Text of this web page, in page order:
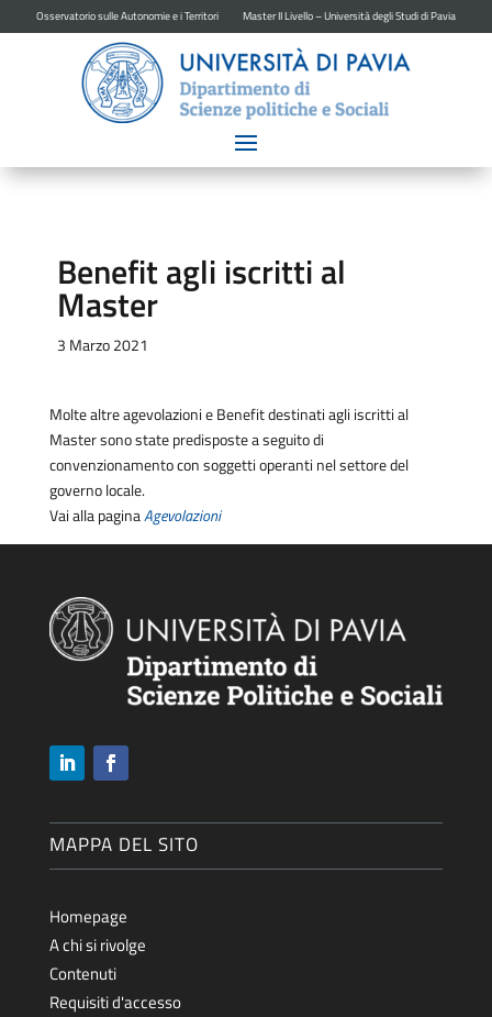
Osservatorio sulle Autonomie e i Territori Master II Livello – Università degli Studi di Pavia
Benefit agli iscritti al
Master
3 Marzo 2021
Molte altre agevolazioni e Benefit destinati agli iscritti al
Master sono state predisposte a seguito di
convenzionamento con soggetti operanti nel settore del
governo locale.
Vai alla paginaAgevolazioni
MAPPA DEL SITO
Homepage
A chi si rivolge
Contenuti
Requisiti d'accesso